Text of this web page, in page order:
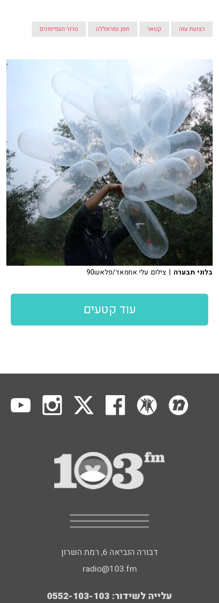
רצועת עזה קטאר חסן נסראללה טרור העפיפונים
בלוני תבערה | צילום: עלי אחמאד/פלאש90
עוד קטעים
דבורה הנביאה 6, רמת השרון
radio@103.fm
עלייה לשידור: 0552-103-103